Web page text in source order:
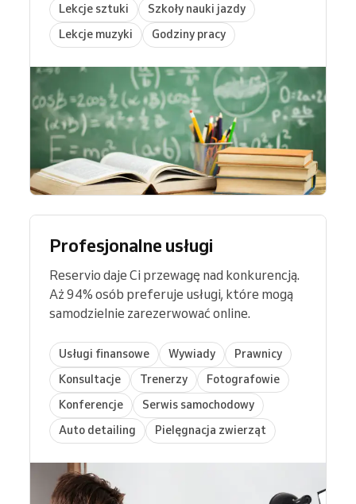
Lekcje sztuki
Szkoły nauki jazdy
Lekcje muzyki
Godziny pracy
Profesjonalne usługi
Reservio daje Ci przewagę nad konkurencją.
Aż 94% osób preferuje usługi, które mogą
samodzielnie zarezerwować online.
Usługi finansowe Wywiady
Prawnicy
Konsultacje
Trenerzy
Fotografowie
Konferencje
Serwis samochodowy
Auto detailing
Pielęgnacja zwierząt